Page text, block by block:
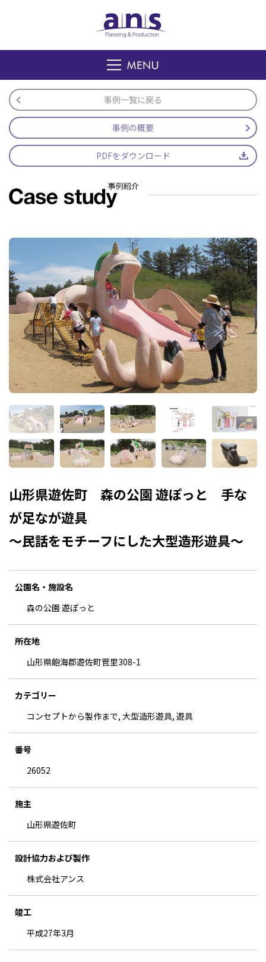
事例一覧に戻る
事例の概要
PDFをダウンロード
山形県遊佐町 森の公園 遊ぽっと 手な
が足なが遊具
～民話をモチーフにした大型造形遊具～
公園名・施設名
森の公園 遊ぽっと
所在地
山形県飽海郡遊佐町菅里308-1
カテゴリー
コンセプトから製作まで, 大型造形遊具, 遊具
番号
26052
施主
山形県遊佐町
設計協力および製作
株式会社アンス
竣工
平成27年3月